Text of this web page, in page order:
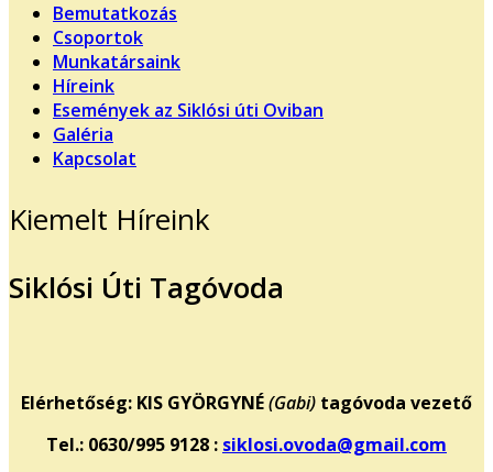
Bemutatkozás
Csoportok
Munkatársaink
Híreink
Események az Siklósi úti Oviban
Galéria
Kapcsolat
Kiemelt Híreink
Siklósi Úti Tagóvoda
Elérhetőség: KIS GYÖRGYNÉ(Gabi) tagóvoda vezető
Tel.: 0630/995 9128 : siklosi.ovoda@gmail.com